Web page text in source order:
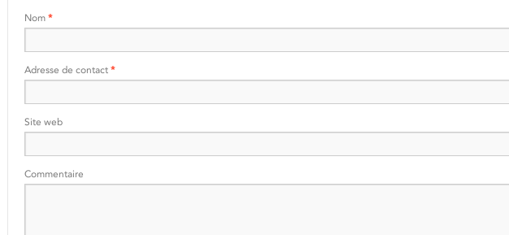
Nom *
Adresse de contact *
Site web
Commentaire